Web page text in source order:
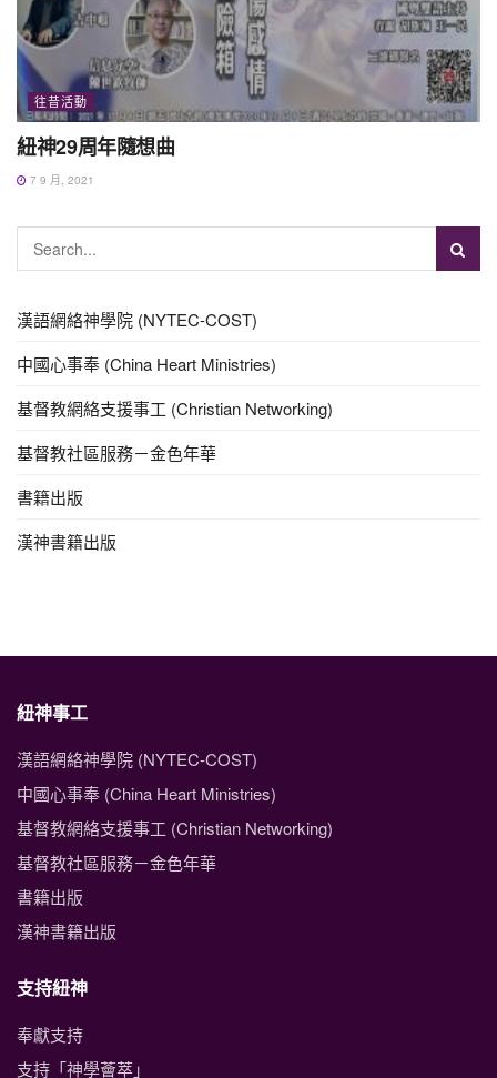
往昔活動
紐神29周年隨想曲
7 9 月, 2021
漢語網絡神學院 (NYTEC-COST)
中國心事奉 (China Heart Ministries)
基督教網絡支援事工 (Christian Networking)
基督教社區服務－金色年華
書籍出版
漢神書籍出版
紐神事工
漢語網絡神學院 (NYTEC-COST)
中國心事奉 (China Heart Ministries)
基督教網絡支援事工 (Christian Networking)
基督教社區服務－金色年華
書籍出版
漢神書籍出版
支持紐神
奉獻支持
支持「神學薈萃」